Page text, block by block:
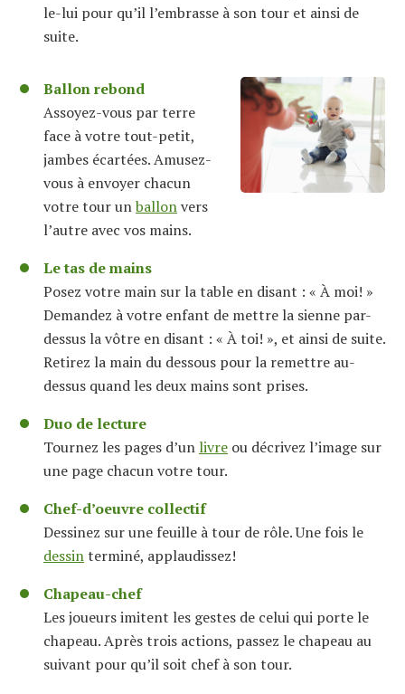
le-lui pour qu’il l’embrasse à son tour et ainsi de
suite.
Ballon rebond
Assoyez-vous par terre
face à votre tout-petit,
jambes écartées. Amusez-
vous à envoyer chacun
votre tour unballonvers
l’autre avec vos mains.
Le tas de mains
Posez votre main sur la table en disant : « À moi! »
Demandez à votre enfant de mettre la sienne par-
dessus la vôtre en disant : « À toi! », et ainsi de suite.
Retirez la main du dessous pour la remettre au-
dessus quand les deux mains sont prises.
Duo de lecture
Tournez les pages d’un livre ou décrivez l’image sur
une page chacun votre tour.
Chef-d’oeuvre collectif
Dessinez sur une feuille à tour de rôle. Une fois le
dessinterminé, applaudissez!
Chapeau-chef
Les joueurs imitent les gestes de celui qui porte le
chapeau. Après trois actions, passez le chapeau au
suivant pour qu’il soit chef à son tour.